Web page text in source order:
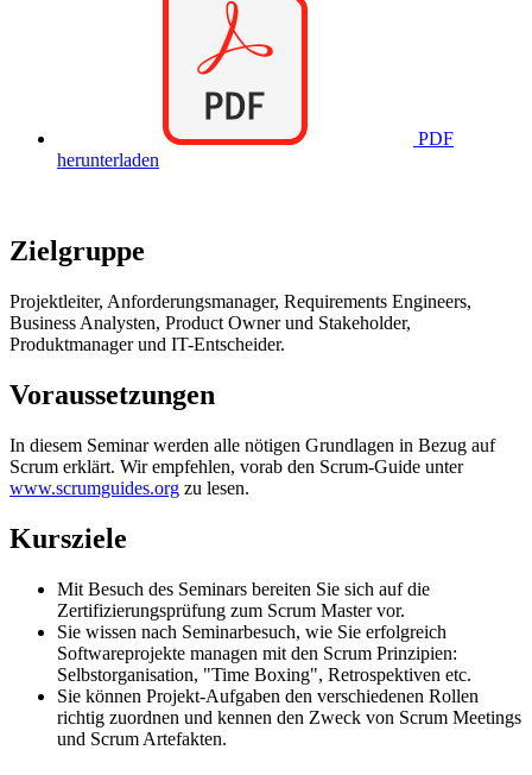
PDF
herunterladen
Zielgruppe
Projektleiter, Anforderungsmanager, Requirements Engineers,
Business Analysten, Product Owner und Stakeholder,
Produktmanager und IT-Entscheider.
Voraussetzungen
In diesem Seminar werden alle nötigen Grundlagen in Bezug auf
Scrum erklärt. Wir empfehlen, vorab den Scrum-Guide unter
www.scrumguides.org zu lesen.
Kursziele
Mit Besuch des Seminars bereiten Sie sich auf die
Zertifizierungsprüfung zum Scrum Master vor.
Sie wissen nach Seminarbesuch, wie Sie erfolgreich
Softwareprojekte managen mit den Scrum Prinzipien:
Selbstorganisation, "Time Boxing", Retrospektiven etc.
Sie können Projekt-Aufgaben den verschiedenen Rollen
richtig zuordnen und kennen den Zweck von Scrum Meetings
und Scrum Artefakten.